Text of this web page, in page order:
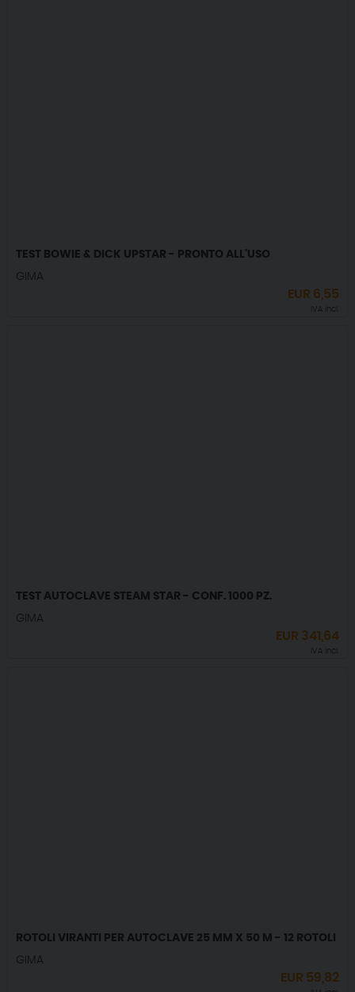
TEST BOWIE & DICK UPSTAR - PRONTO ALL'USO
GIMA
EUR 6,55
IVA incl.
TEST AUTOCLAVE STEAM STAR - CONF. 1000 PZ.
GIMA
EUR 341,64
IVA incl.
ROTOLI VIRANTI PER AUTOCLAVE 25 MM X 50 M - 12 ROTOLI
GIMA
EUR 59,82